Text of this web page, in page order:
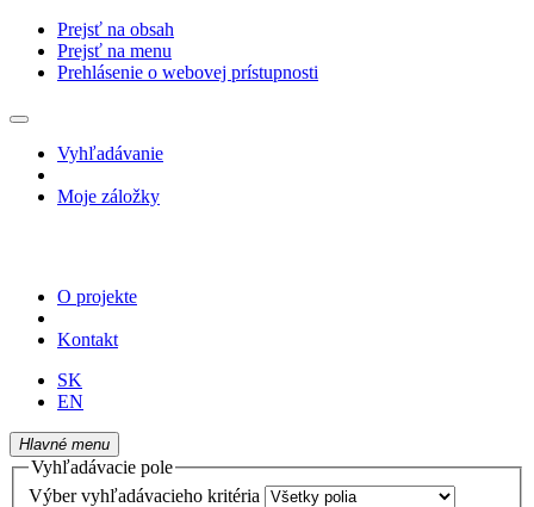
Prejsť na obsah
Prejsť na menu
Prehlásenie o webovej prístupnosti
Vyhľadávanie
Moje záložky
O projekte
Kontakt
SK
EN
Hlavné menu
Vyhľadávacie pole
Výber vyhľadávacieho kritéria